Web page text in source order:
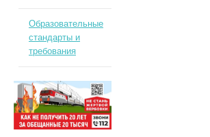
Образовательные
стандарты и
требования